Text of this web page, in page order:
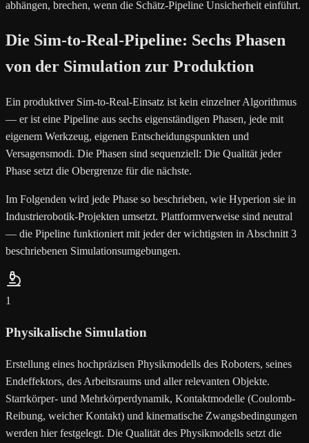
abhängen, brechen, wenn die Schätz-Pipeline Unsicherheit einführt.
Die Sim-to-Real-Pipeline: Sechs Phasen
von der Simulation zur Produktion
Ein produktiver Sim-to-Real-Einsatz ist kein einzelner Algorithmus
— er ist eine Pipeline aus sechs eigenständigen Phasen, jede mit
eigenem Werkzeug, eigenen Entscheidungspunkten und
Versagensmodi. Die Phasen sind sequenziell: Die Qualität jeder
Phase setzt die Obergrenze für die nächste.
Im Folgenden wird jede Phase so beschrieben, wie Hyperion sie in
Industrierobotik-Projekten umsetzt. Plattformverweise sind neutral
— die Pipeline funktioniert mit jeder der wichtigsten in Abschnitt 3
beschriebenen Simulationsumgebungen.
1
Physikalische Simulation
Erstellung eines hochpräzisen Physikmodells des Roboters, seines
Endeffektors, des Arbeitsraums und aller relevanten Objekte.
Starrkörper- und Mehrkörperdynamik, Kontaktmodelle (Coulomb-
Reibung, weicher Kontakt) und kinematische Zwangsbedingungen
werden hier festgelegt. Die Qualität des Physikmodells setzt die